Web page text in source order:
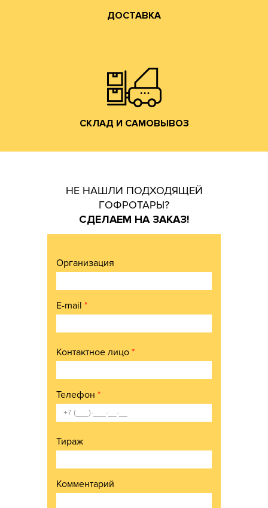
ДОСТАВКА
СКЛАД И САМОВЫВОЗ
СКЛАД И САМОВЫВОЗ
НЕ НАШЛИ ПОДХОДЯЩЕЙ
ГОФРОТАРЫ?
СДЕЛАЕМ НА ЗАКАЗ!
Организация
E-mail *
Контактное лицо *
Телефон *
Тираж
Комментарий